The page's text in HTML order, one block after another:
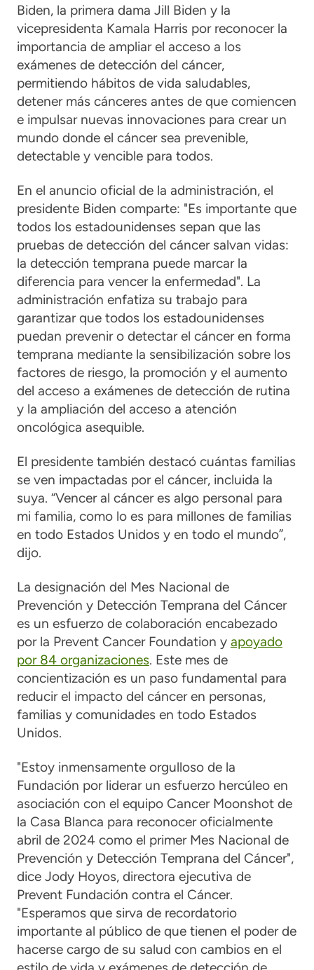
Biden, la primera dama Jill Biden y la
vicepresidenta Kamala Harris por reconocer la
importancia de ampliar el acceso a los
exámenes de detección del cáncer,
permitiendo hábitos de vida saludables,
detener más cánceres antes de que comiencen
e impulsar nuevas innovaciones para crear un
mundo donde el cáncer sea prevenible,
detectable y vencible para todos.
En el anuncio oficial de la administración, el
presidente Biden comparte: "Es importante que
todos los estadounidenses sepan que las
pruebas de detección del cáncer salvan vidas:
la detección temprana puede marcar la
diferencia para vencer la enfermedad". La
administración enfatiza su trabajo para
garantizar que todos los estadounidenses
puedan prevenir o detectar el cáncer en forma
temprana mediante la sensibilización sobre los
factores de riesgo, la promoción y el aumento
del acceso a exámenes de detección de rutina
y la ampliación del acceso a atención
oncológica asequible.
El presidente también destacó cuántas familias
se ven impactadas por el cáncer, incluida la
suya. “Vencer al cáncer es algo personal para
mi familia, como lo es para millones de familias
en todo Estados Unidos y en todo el mundo”,
dijo.
La designación del Mes Nacional de
Prevención y Detección Temprana del Cáncer
es un esfuerzo de colaboración encabezado
por la Prevent Cancer Foundation y apoyado
por 84 organizaciones. Este mes de
concientización es un paso fundamental para
reducir el impacto del cáncer en personas,
familias y comunidades en todo Estados
Unidos.
"Estoy inmensamente orgulloso de la
Fundación por liderar un esfuerzo hercúleo en
asociación con el equipo Cancer Moonshot de
la Casa Blanca para reconocer oficialmente
abril de 2024 como el primer Mes Nacional de
Prevención y Detección Temprana del Cáncer",
dice Jody Hoyos, directora ejecutiva de
Prevent Fundación contra el Cáncer.
"Esperamos que sirva de recordatorio
importante al público de que tienen el poder de
hacerse cargo de su salud con cambios en el